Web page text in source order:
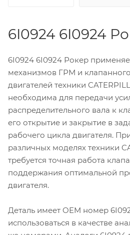
6I0924 6I0924
6I0924 6I0924 Рокер
механизмов ГРМ и
двигателей техники
необходима для передачи
распределительного вала к
его открытие и закрытие в
рабочего цикла двигателя.
различных моделях техники
требуется точная работа
поддержания оптимальной
двигателя.
Деталь имеет OEM номер
использоваться в качестве